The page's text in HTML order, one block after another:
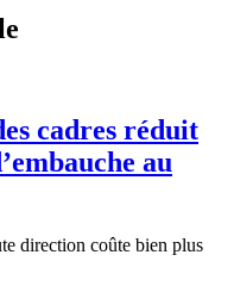
cadres réduit
au
direction coûte bien plus